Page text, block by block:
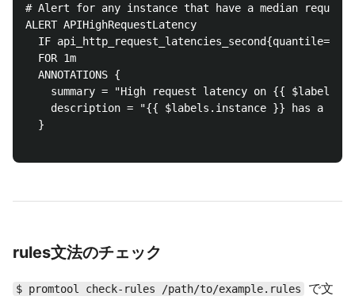
# Alert for any instance that have a median request
ALERT APIHighRequestLatency
IF
  FOR 1m
  ANNOTATIONS {
summary = "High request latency on {{
description = "{{ $labels.instance }} has a
  }
rules文法のチェック
$ promtool check-rules /path/to/example.rules
で文